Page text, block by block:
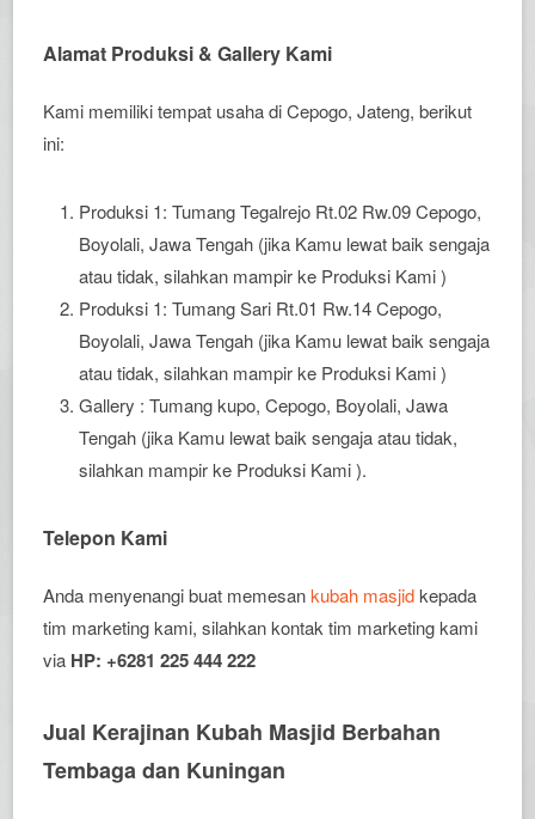
Alamat Produksi & Gallery Kami
Kami memiliki tempat usaha di Cepogo, Jateng, berikut
ini:
Produksi 1: Tumang Tegalrejo Rt.02 Rw.09 Cepogo,
Boyolali, Jawa Tengah (jika Kamu lewat baik sengaja
atau tidak, silahkan mampir ke Produksi Kami )
Produksi 1: Tumang Sari Rt.01 Rw.14 Cepogo,
Boyolali, Jawa Tengah (jika Kamu lewat baik sengaja
atau tidak, silahkan mampir ke Produksi Kami )
Gallery : Tumang kupo, Cepogo, Boyolali, Jawa
Tengah (jika Kamu lewat baik sengaja atau tidak,
silahkan mampir ke Produksi Kami ).
Telepon Kami
Anda menyenangi buat memesankubah masjidkepada
tim marketing kami, silahkan kontak tim marketing kami
via HP: +6281 225 444 222
Jual Kerajinan Kubah Masjid Berbahan
Tembaga dan Kuningan